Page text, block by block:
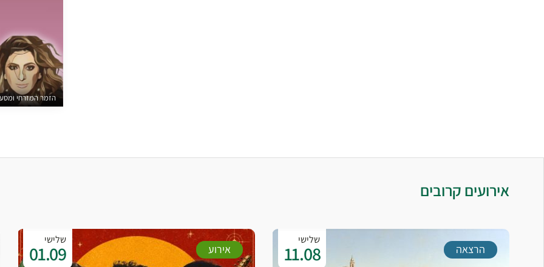
הזמר המזרחי
אירועים קרובים
שלישי
11.08 הרצאה
שלישי
01.09 אירוע